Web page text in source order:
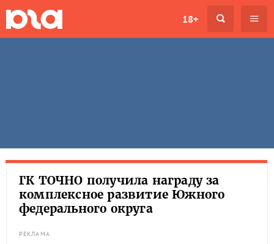
18+
ГК ТОЧНО получила награду за
комплексное развитие Южного
федерального округа
РЕКЛАМА